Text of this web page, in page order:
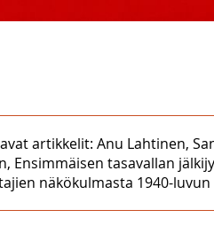
artikkelit: Anu Lahtinen,
Ensimmäisen tasavallan
näkökulmasta 1940-